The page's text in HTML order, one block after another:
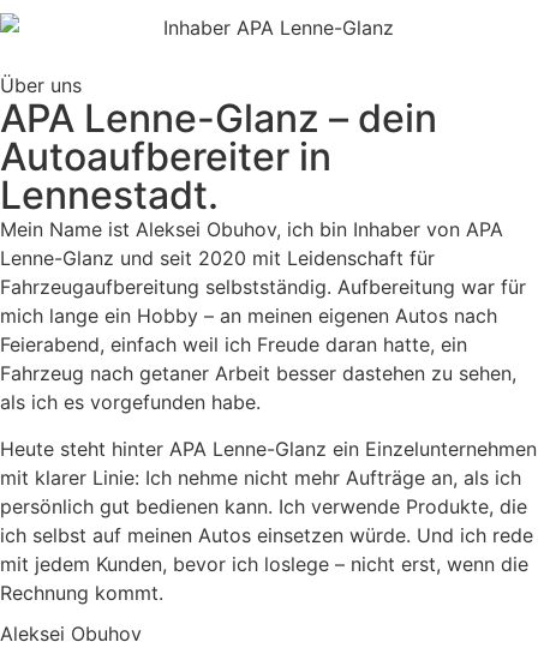
Über uns
APA Lenne-Glanz – dein
Autoaufbereiter in
Lennestadt.
Mein Name ist Aleksei Obuhov, ich bin Inhaber von APA
Lenne-Glanz und seit 2020 mit Leidenschaft für
Fahrzeugaufbereitung selbstständig. Aufbereitung war für
mich lange ein Hobby – an meinen eigenen Autos nach
Feierabend, einfach weil ich Freude daran hatte, ein
Fahrzeug nach getaner Arbeit besser dastehen zu sehen,
als ich es vorgefunden habe.
Heute steht hinter APA Lenne-Glanz ein Einzelunternehmen
mit klarer Linie: Ich nehme nicht mehr Aufträge an, als ich
persönlich gut bedienen kann. Ich verwende Produkte, die
ich selbst auf meinen Autos einsetzen würde. Und ich rede
mit jedem Kunden, bevor ich loslege – nicht erst, wenn die
Rechnung kommt.
Aleksei Obuhov